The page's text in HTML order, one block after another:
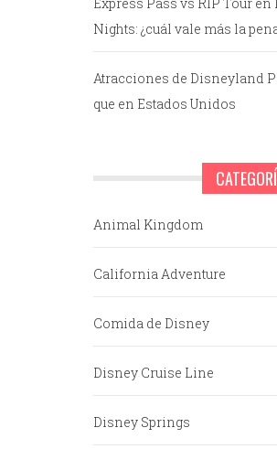
Nights: ¿cuál vale más la
Atracciones de Disneyland
que en Estados Unidos
Animal Kingdom
California Adventure
Comida de Disney
Disney Cruise Line
Disney Springs